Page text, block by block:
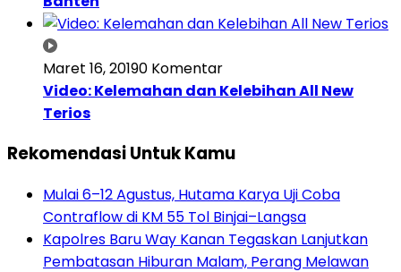
Maret 16, 20190 Komentar
Video: Kelemahan dan Kelebihan All New
Terios
Rekomendasi Untuk Kamu
Mulai 6–12 Agustus, Hutama Karya Uji Coba
Contraflow di KM 55 Tol Binjai–Langsa
Kapolres Baru Way Kanan Tegaskan Lanjutkan
Pembatasan Hiburan Malam, Perang Melawan